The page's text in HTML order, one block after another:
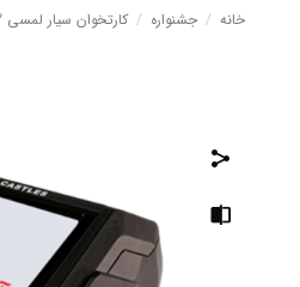
خانه / جشنواره / کارتخوان سیار لمسی Castles V3M2 – آکبند